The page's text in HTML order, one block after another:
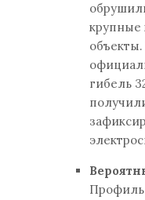
крупные
гибель